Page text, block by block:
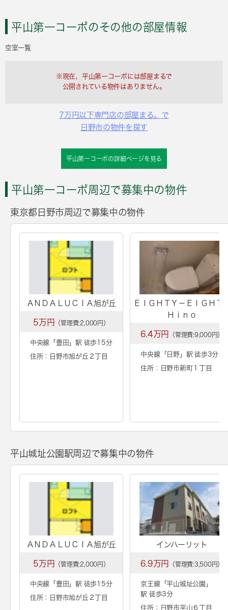
平山第一コーポのその他の部屋情報
空室一覧
※現在、平山第一コーポには部屋まるで
公開されている物件はありません。
7万円以下専門店の部屋まる。で
日野市の物件を探す
平山第一コーポの詳細ページを見る
平山第一コーポ周辺で募集中の物件
東京都日野市周辺で募集中の物件
ＡＮＤＡＬＵＣＩＡ旭が丘
5万円 （管理費:2,000円）
中央線「 豊田 」駅 徒歩15分
住所：日野市旭が丘２丁目
ＥＩＧＨＴＹ－ＥＩＧＨ
Ｈｉｎｏ
6.4万円 （管理費:9,000円）
中央線「 日野」駅 徒歩3分
住所：日野市新町１丁目
平山城址公園駅周辺で募集中の物件
ＡＮＤＡＬＵＣＩＡ旭が丘
5万円 （管理費:2,000円）
中央線「 豊田 」駅 徒歩15分
住所：日野市旭が丘２丁目
インハーリット
6.9万円 （管理費:3,500円）
京王線「平山城址公園 」
駅 徒歩3分
住所：日野市平山６丁目